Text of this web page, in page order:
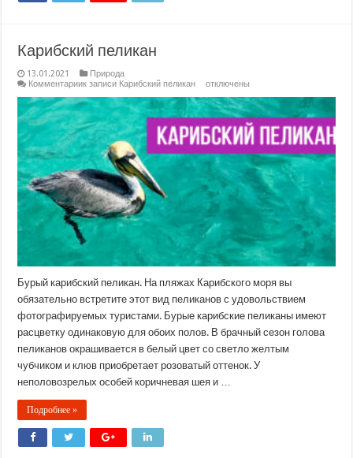
Карибский пеликан
13.01.2021
Природа
Комментариик записи Карибский пеликан отключены
Бурый карибский пеликан. На пляжах Карибского моря вы
обязательно встретите этот вид пеликанов с удовольствием
фотографируемых туристами. Бурые карибские пеликаны имеют
расцветку одинаковую для обоих полов. В брачный сезон голова
пеликанов окрашивается в белый цвет со светло желтым
чубчиком и клюв приобретает розоватый оттенок. У
неполовозрелых особей коричневая шея и …
Подробнее »